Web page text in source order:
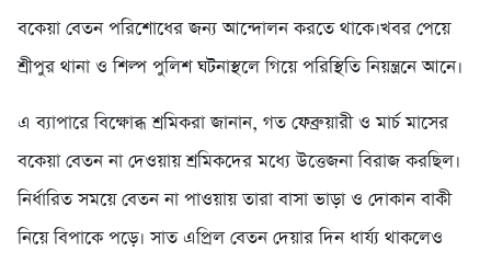
বকেয়া বেতন পরিশোধের জন্য আন্দোলন করতে থাকে।খবর পেয়ে
শ্রীপুর থানা ও শিল্প পুলিশ ঘটনাস্থলে গিয়ে পরিস্থিতি নিয়ন্ত্রনে আনে।
এ ব্যাপারে বিক্ষোব্ধ শ্রমিকরা জানান, গত ফেব্রুয়ারী ও মার্চ মাসের
বকেয়া বেতন না দেওয়ায় শ্রমিকদের মধ্যে উত্তেজনা বিরাজ করছিল।
নির্ধারিত সময়ে বেতন না পাওয়ায় তারা বাসা ভাড়া ও দোকান বাকী
নিয়ে বিপাকে পড়ে। সাত এপ্রিল বেতন দেয়ার দিন ধার্য্য থাকলেও